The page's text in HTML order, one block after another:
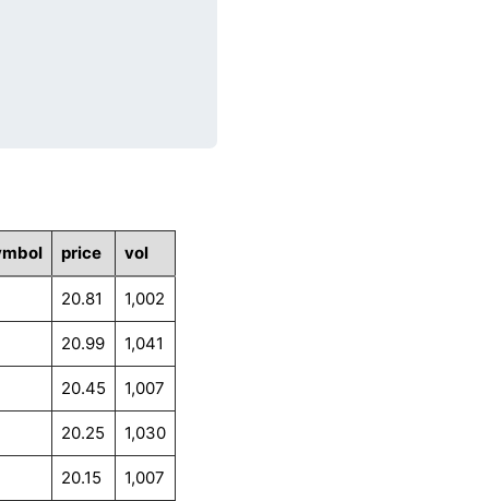
price vol
20.81 1,002
20.99 1,041
20.45 1,007
20.25 1,030
20.15 1,007